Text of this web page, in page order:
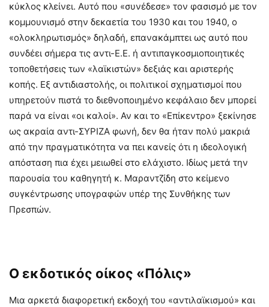
κύκλος κλείνει. Αυτό που «συνέδεσε» τον φασισμό με τον
κομμουνισμό στην δεκαετία του 1930 και του 1940, ο
«ολοκληρωτισμός» δηλαδή, επανακάμπτει ως αυτό που
συνδέει σήμερα τις αντι-Ε.Ε. ή αντιπαγκοσμιοποιητικές
τοποθετήσεις των «λαϊκιστών» δεξιάς και αριστερής
κοπής. Εξ αντιδιαστολής, οι πολιτικοί σχηματισμοί που
υπηρετούν πιστά το διεθνοποιημένο κεφάλαιο δεν μπορεί
παρά να είναι «οι καλοί». Αν και το «Επίκεντρο» ξεκίνησε
ως ακραία αντι-ΣΥΡΙΖΑ φωνή, δεν θα ήταν πολύ μακριά
από την πραγματικότητα να πει κανείς ότι η ιδεολογική
απόσταση πια έχει μειωθεί στο ελάχιστο. Ιδίως μετά την
παρουσία του καθηγητή κ. Μαραντζίδη στο κείμενο
συγκέντρωσης υπογραφών υπέρ της Συνθήκης των
Πρεσπών.
Ο εκδοτικός οίκος «Πόλις»
Μια αρκετά διαφορετική εκδοχή του «αντιλαϊκισμού» και